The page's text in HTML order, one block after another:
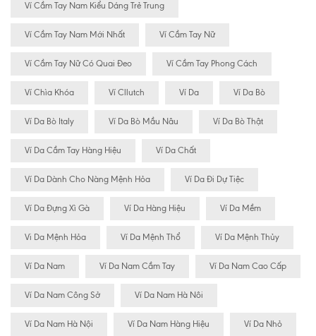
Ví Cầm Tay Nam Kiểu Dáng Trẻ Trung
Ví Cầm Tay Nam Mới Nhất Ví Cầm Tay Nữ
Ví Cầm Tay Nữ Có Quai Đeo Ví Cầm Tay Phong Cách
Ví Chìa Khóa Ví Cllutch Ví Da Ví Da Bò
Ví Da Bò Italy Ví Da Bò Mầu Nâu Ví Da Bò Thật
Ví Da Cầm Tay Hàng Hiệu Ví Da Chất
Ví Da Dành Cho Nàng Mệnh Hỏa Ví Da Đi Dự Tiệc
Ví Da Đựng Xì Gà Ví Da Hàng Hiệu Ví Da Mềm
Vi Da Mệnh Hỏa Ví Da Mệnh Thổ Ví Da Mệnh Thủy
Ví Da Nam Ví Da Nam Cầm Tay Ví Da Nam Cao Cấp
Ví Da Nam Công Sở Ví Da Nam Hà Nôi
Ví Da Nam Hà Nội Ví Da Nam Hàng Hiệu Ví Da Nhỏ